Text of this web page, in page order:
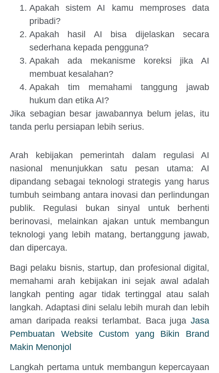
Apakah sistem AI kamu memproses data
pribadi?
Apakah hasil AI bisa dijelaskan secara
sederhana kepada pengguna?
Apakah ada mekanisme koreksi jika AI
membuat kesalahan?
Apakah tim memahami tanggung jawab
hukum dan etika AI?
Jika sebagian besar jawabannya belum jelas, itu
tanda perlu persiapan lebih serius.
Arah kebijakan pemerintah dalam regulasi AI
nasional menunjukkan satu pesan utama: AI
dipandang sebagai teknologi strategis yang harus
tumbuh seimbang antara inovasi dan perlindungan
publik. Regulasi bukan sinyal untuk berhenti
berinovasi, melainkan ajakan untuk membangun
teknologi yang lebih matang, bertanggung jawab,
dan dipercaya.
Bagi pelaku bisnis, startup, dan profesional digital,
memahami arah kebijakan ini sejak awal adalah
langkah penting agar tidak tertinggal atau salah
langkah. Adaptasi dini selalu lebih murah dan lebih
aman daripada reaksi terlambat. Baca juga Jasa
Pembuatan Website Custom yang Bikin Brand
Makin Menonjol
Langkah pertama untuk membangun kepercayaan